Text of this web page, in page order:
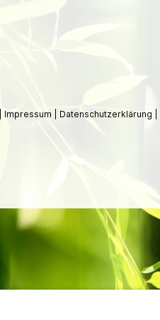
Impressum Datenschutzerklärung